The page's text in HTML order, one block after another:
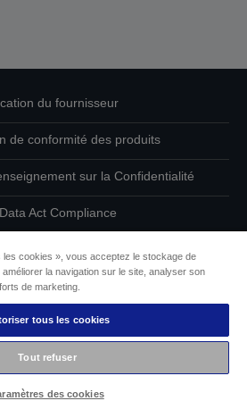
du fournisseur
de conformité des produits
sur la Confidentialité
Act Compliance
sur les cookies
d’Epson pour l’accessibilité
© 2026 Seiko Epson
les cookies », vous acceptez le stockage de
la navigation sur le site, analyser son
de marketing.
tous les cookies
Tout refuser
des cookies